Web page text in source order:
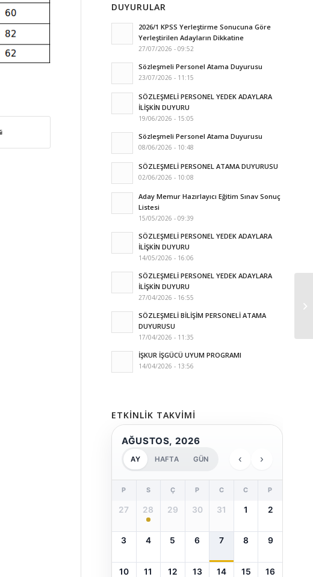
DUYURULAR
2026/1 KPSS Yerleştirme Sonucuna Göre
Yerleştirilen Adayların Dikkatine
27/07/2026 - 09:52
Sözleşmeli Personel Atama Duyurusu
23/07/2026 - 11:15
SÖZLEŞMELİ PERSONEL YEDEK ADAYLARA
İLİŞKİN DUYURU
19/06/2026 - 15:05
Sözleşmeli Personel Atama Duyurusu
08/06/2026 - 10:48
SÖZLEŞMELİ PERSONEL ATAMA DUYURUSU
02/06/2026 - 10:08
Aday Memur Hazırlayıcı Eğitim Sınav Sonuç
Listesi
15/05/2026 - 09:39
SÖZLEŞMELİ PERSONEL YEDEK ADAYLARA
İLİŞKİN DUYURU
14/05/2026 - 16:06
SÖZLEŞMELİ PERSONEL YEDEK ADAYLARA
İLİŞKİN DUYURU
27/04/2026 - 16:55
SÖZLEŞMELİ BİLİŞİM PERSONELİ ATAMA
DUYURUSU
17/04/2026 - 11:35
İŞKUR İŞGÜCÜ UYUM PROGRAMI
14/04/2026 - 13:56
ETKINLIK TAKVIMI
AĞUSTOS, 2026
AY HAFTA GÜN ‹ ›
P S Ç P C C P
27 28 29 30 31 1 2
3 4 5 6 7 8 9
10 11 12 13 14 15 16